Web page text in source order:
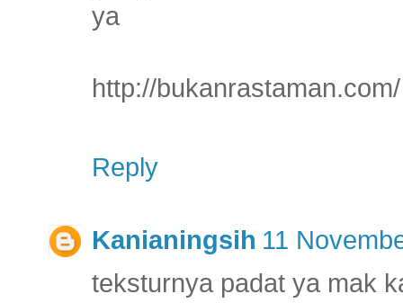
ya
http://bukanrastaman.com/
Reply
Kanianingsih 11
teksturnya padat ya mak